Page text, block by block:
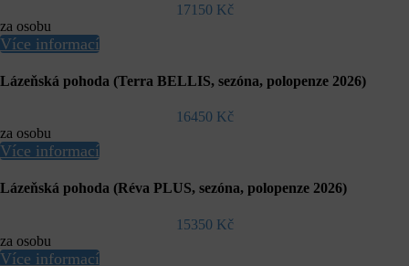
17150 Kč
za osobu
Více informací
Lázeňská pohoda (Terra BELLIS, sezóna, polopenze 2026)
16450 Kč
za osobu
Více informací
Lázeňská pohoda (Réva PLUS, sezóna, polopenze 2026)
15350 Kč
za osobu
Více informací